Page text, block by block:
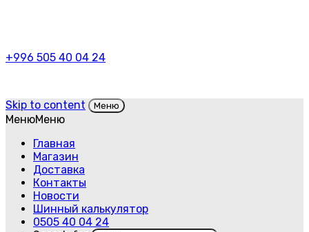
+996 505 40 04 24
Skip to content Меню
МенюМеню
Главная
Магазин
Доставка
Контакты
Новости
Шинный калькулятор
0505 40 04 24